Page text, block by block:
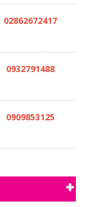
02862672417
0932791488
0909853125